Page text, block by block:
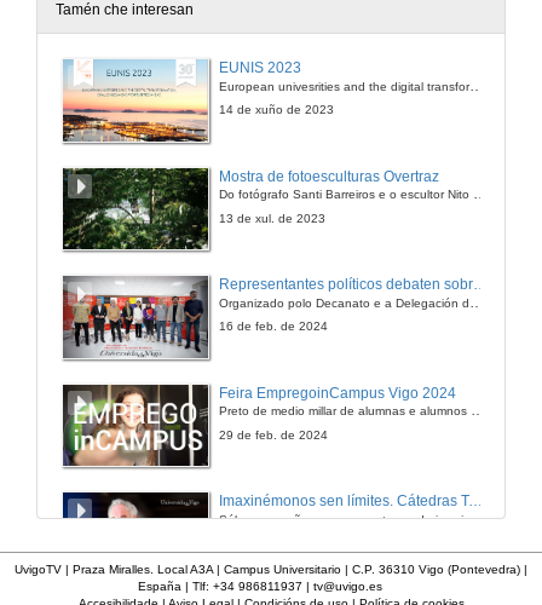
Presentación
A Emigración Galega á América
Tamén che interesan
EUNIS 2023
European univesrities and the digital transformation: challenges and opportunities ahead
14 de xuño de 2023
Mostra de fotoesculturas Overtraz
Do fotógrafo Santi Barreiros e o escultor Nito Contreras.
13 de xul. de 2023
Representantes políticos debaten sobre educación e xuventude no campus de Pontevedra
16 de feb. de 2024
Feira EmpregoinCampus Vigo 2024
Preto de medio millar de alumnas e alumnos buscan coñecer máis de preto as oportunidades que lles achegan as arredor de medio cento de empresas que participan na edición viguesa da feira. Xunto coa visita aos stands, durante a feria desenvólvense varias actividades complementarias, como obradoiros, conversas, mesas redondas ou o pasaporte de empregabilidade, un espazo no que poderán recibir asesoramento sobre o seu CV.
29 de feb. de 2024
Imaxinémonos sen límites. Cátedras Telefónica
Sólo quen coñece as preguntas pode imaxinar novas respostas
UvigoTV | Praza Miralles. Local A3A | Campus Universitario | C.P. 36310 Vigo (Pontevedra) |
España | Tlf: +34 986811937 | tv@uvigo.es